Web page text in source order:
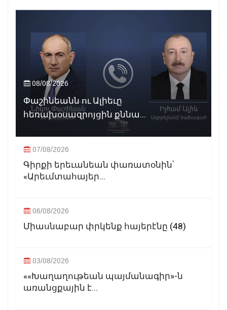
08/08/2026
Փաշինեանն ու Ալիեւը
հեռախօսազրոյցին քննա...
07/08/2026
Գիրքի երեւանեան փառատօնին՝
«Արեւմտահայեր...
06/08/2026
Միասնաբար փրկենք հայերէնը (48)
03/08/2026
««Խաղաղութեան պայմանագիր»-ն
առանցքային է...